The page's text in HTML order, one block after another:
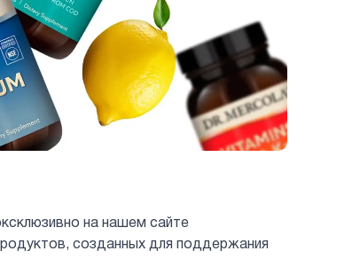
на нашем сайте
созданных для поддержания